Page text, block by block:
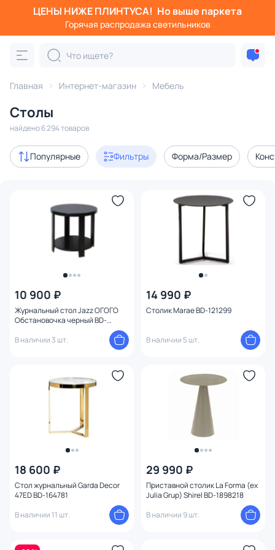
ЦЕНЫ НИЖЕ ПЛИНТУСА! Но выше паркета
Горячая распродажа светильников
Главная Интернет-магазин Мебель
Столы
найдено 6 294 товаров
Популярные Фильтры Форма/Размер
10 900 ₽
Журнальный стол Jazz ОГОГО
Обстановочка черный BD-
В наличии 3 шт.
14 990 ₽
Столик Marae BD-121299
В наличии 5 шт.
18 600 ₽
Стол журнальный Garda Decor
47ED BD-164781
В наличии 11 шт.
29 990 ₽
Приставной столик La Forma (ex
Julia Grup) Shirel BD-1898218
В наличии 9 шт.
Фильтры
Категория: Столы и консоли
журнальные кухонные компьютерные
Акции 395
с 3D-моделями
Доставка
Бренд
Размер